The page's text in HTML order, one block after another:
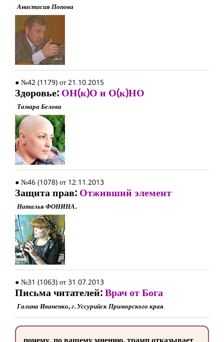
Анастасия Попова
● №42 (1179) от 21.10.2015
Здоровье: ОН(к)О и О(к)НО
Тамара Белова
● №46 (1078) от 12.11.2013
Защита прав: Отживший элемент
Наталья ФОНИНА.
● №31 (1063) от 31.07.2013
Письма читателей:Врач от Бога
Галина Иваненко, г. Уссурийск Приморского края